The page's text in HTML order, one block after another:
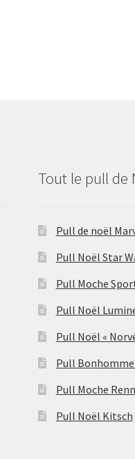
Tout le pull de
Pull de noël
Pull Noël Star
Pull Moche
Pull Noël
Pull Noël «
Pull Bonhomme
Pull Moche
Pull Noël Kitsch